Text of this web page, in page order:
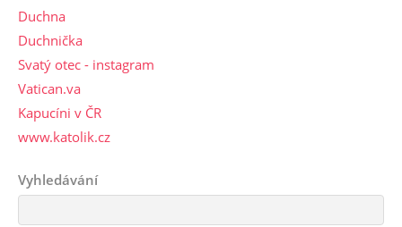
Duchna
Duchnička
Svatý otec - instagram
Vatican.va
Kapucíni v ČR
www.katolik.cz
Vyhledávání